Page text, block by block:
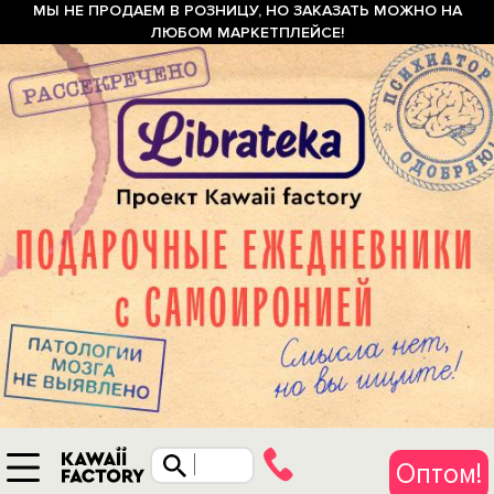
МЫ НЕ ПРОДАЕМ В РОЗНИЦУ, НО ЗАКАЗАТЬ МОЖНО НА
ЛЮБОМ МАРКЕТПЛЕЙСЕ!
Оптом!